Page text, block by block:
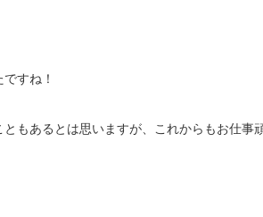
すね！
ともあるとは思いますが、これからもお仕事